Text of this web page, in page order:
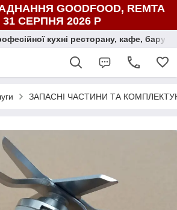
GOODFOOD, REMTA
СЕРПНЯ 2026 Р
кухні ресторану, кафе, бару,
ЗАПАСНІ ЧАСТИНИ ТА